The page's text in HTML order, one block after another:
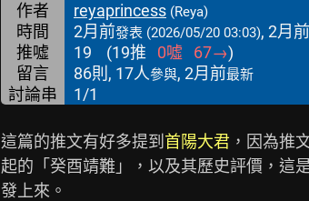
作者 reyaprincess (Reya)
時間 2月前發表 (2026/05/20 03:03), 2月前
推噓 19 (19推 0噓 67→)
留言
86則, 17人參與, 2月前最新
討論串 1/1
這篇的推文有好多提到 首陽大君 ，因為推
起的「癸酉靖難」，以及其歷史評價，這
發上來。